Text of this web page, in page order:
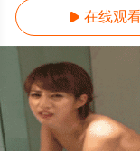
 在线观